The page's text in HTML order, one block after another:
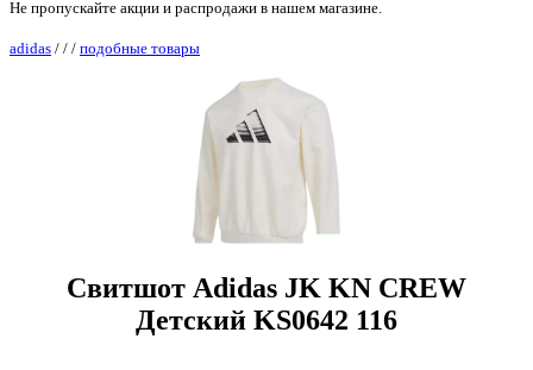
Не пропускайте акции и распродажи в нашем магазине.
adidas / / / подобные товары
Свитшот Adidas JK KN CREW
Детский KS0642 116